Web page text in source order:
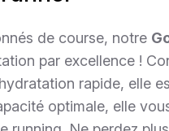
de course, notre
par excellence !
rapide, elle
optimale, elle